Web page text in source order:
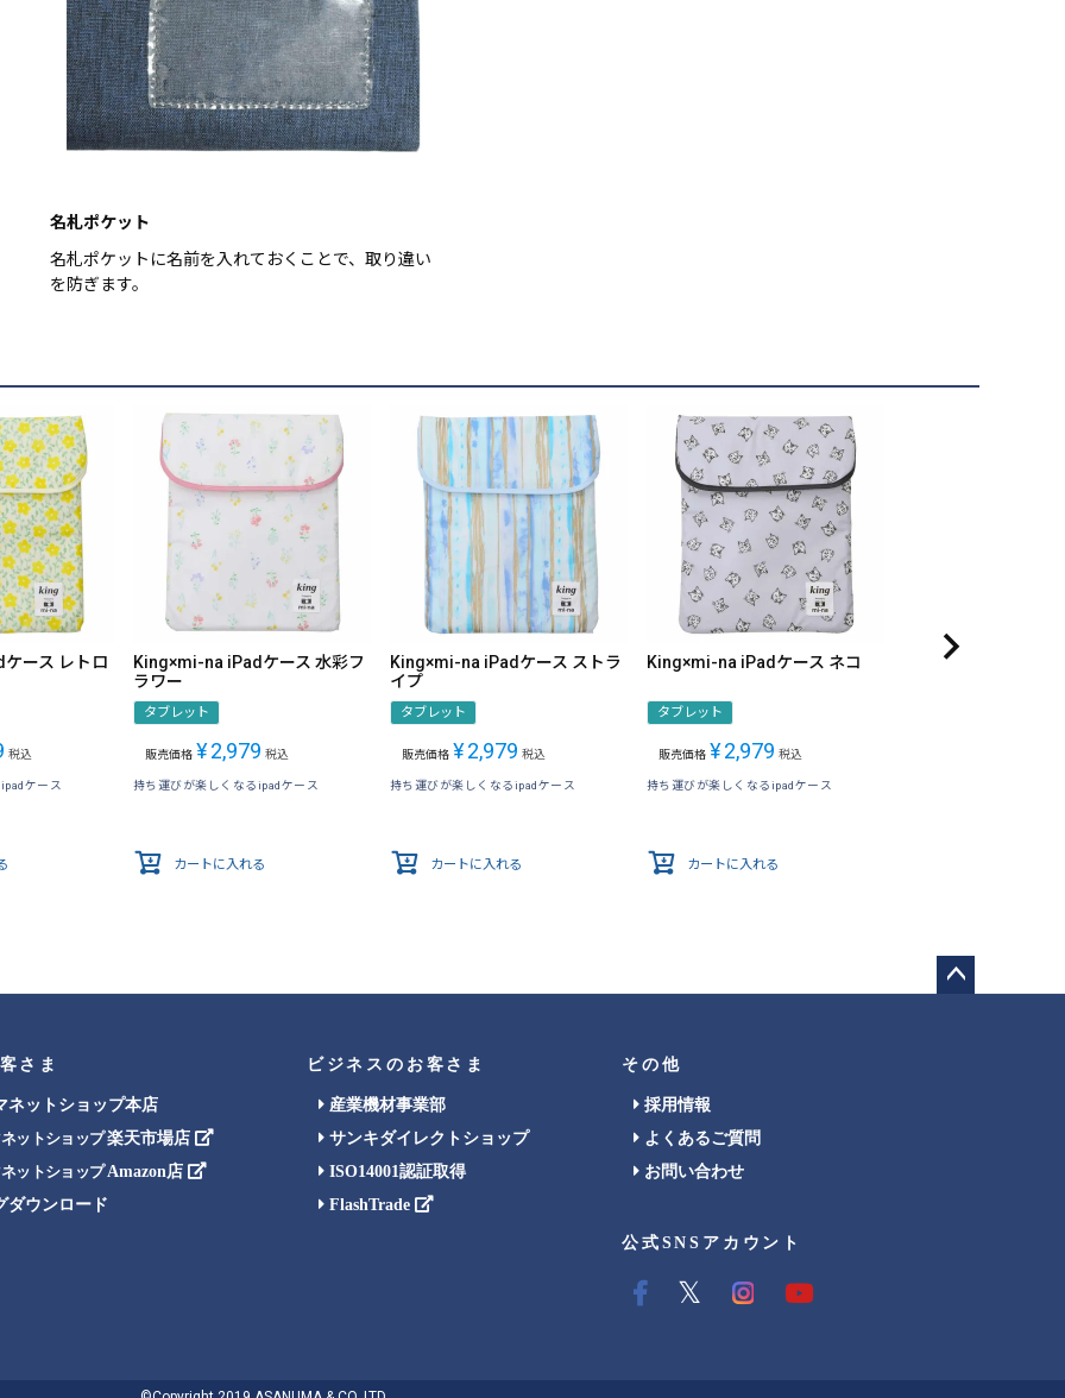
名札ポケット
名札ポケットに名前を入れておくことで、取り違い
を防ぎます。
ース レトロ
税込
ケース
King×mi-na iPadケース 水彩フ
ラワー
タブレット
販売価格 ¥2,979 税込
持ち運びが楽しくなるipadケース
カートに入れる
King×mi-na iPadケース ストラ
イプ
タブレット
販売価格 ¥2,979 税込
持ち運びが楽しくなるipadケース
カートに入れる
King×mi-na iPadケース ネコ
タブレット
販売価格 ¥2,979 税込
持ち運びが楽しくなるipadケース
カートに入れる
さま
ネットショップ本店
ットショップ楽天市場店
ットショップAmazon店
ダウンロード
ビジネスのお客さま
産業機材事業部
サンキダイレクトショップ
ISO14001認証取得
FlashTrade
その他
採用情報
よくあるご質問
お問い合わせ
公式SNSアカウント